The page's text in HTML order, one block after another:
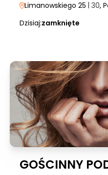
Limanowskiego 25 | 30,
Dzisiaj:zamknięte
GOŚCINNY